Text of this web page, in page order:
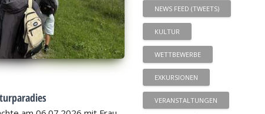
NEWS FEED (TWEETS)
KULTUR
WETTBEWERBE
EXKURSIONEN
VERANSTALTUNGEN